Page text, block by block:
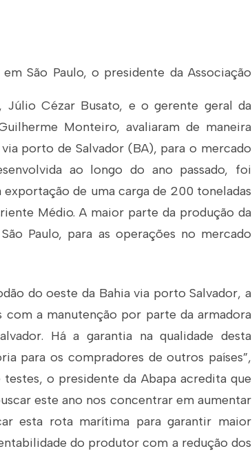
São Paulo, o presidente da Associação
Júlio Cézar Busato, e o gerente geral da
Monteiro, avaliaram de maneira
porto de Salvador (BA), para o mercado
ao longo do ano passado, foi
de uma carga de 200 toneladas
Médio. A maior parte da produção da
Paulo, para as operações no mercado
do oeste da Bahia via porto Salvador, a
a manutenção por parte da armadora
Há a garantia na qualidade desta
para os compradores de outros países”,
o presidente da Abapa acredita que
este ano nos concentrar em aumentar
esta rota marítima para garantir maior
do produtor com a redução dos